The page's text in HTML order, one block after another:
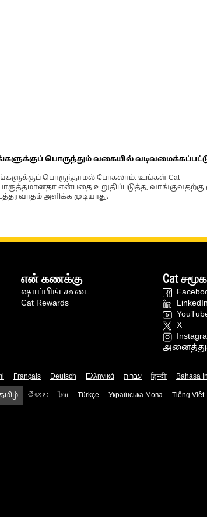
பொருந்தும் வகையில்
பொருந்தாமல் போகலாம். உங்கள் Cat
என்பதை உறுதிப்படுத்த, வாங்குவதற்கு
அளிக்க முடியாது.
என் கணக்கு
ஷாப்பிங் கூடை
Cat Rewards
Cat
LinkedIn
X
Français Deutsch Ελληνικά עברית हिन्दी Bahasa
తెలుగు ไทย Türkçe Українська Мова Tiếng Việt